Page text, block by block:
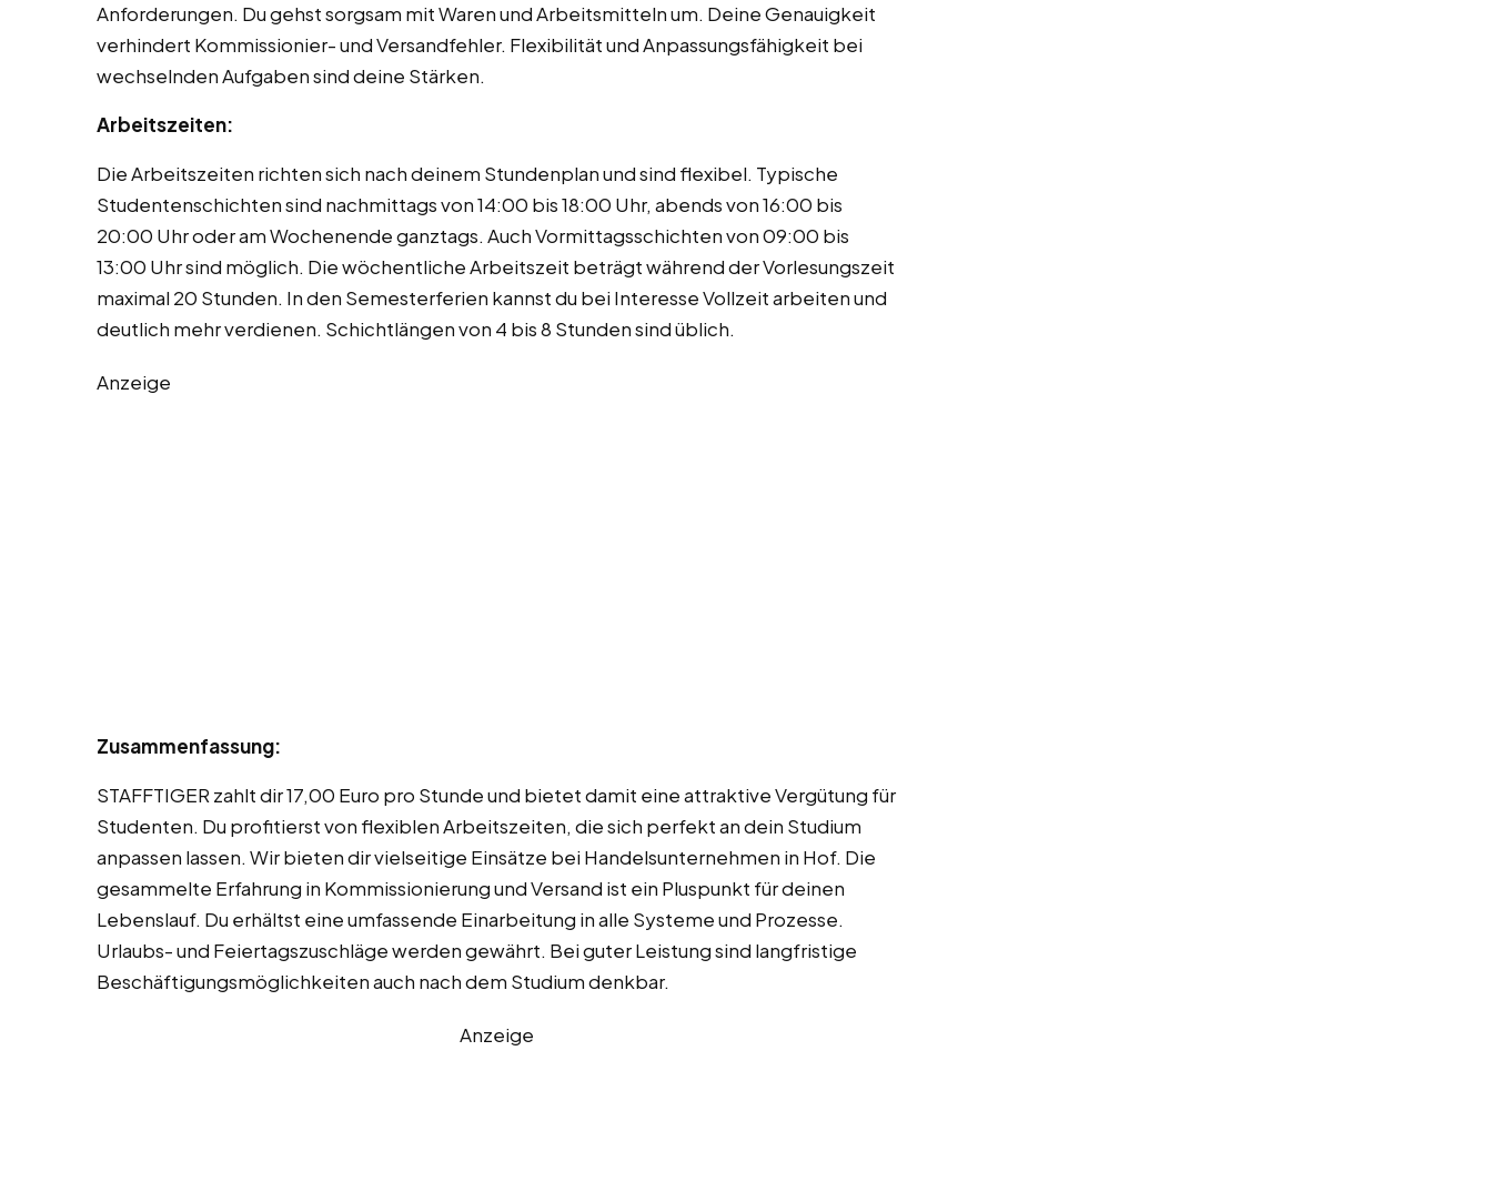
Anforderungen. Du gehst sorgsam mit Waren und Arbeitsmitteln um. Deine Genauigkeit
verhindert Kommissionier- und Versandfehler. Flexibilität und Anpassungsfähigkeit bei
wechselnden Aufgaben sind deine Stärken.
Arbeitszeiten:
Die Arbeitszeiten richten sich nach deinem Stundenplan und sind flexibel. Typische
Studentenschichten sind nachmittags von 14:00 bis 18:00 Uhr, abends von 16:00 bis
20:00 Uhr oder am Wochenende ganztags. Auch Vormittagsschichten von 09:00 bis
13:00 Uhr sind möglich. Die wöchentliche Arbeitszeit beträgt während der Vorlesungszeit
maximal 20 Stunden. In den Semesterferien kannst du bei Interesse Vollzeit arbeiten und
deutlich mehr verdienen. Schichtlängen von 4 bis 8 Stunden sind üblich.
Anzeige
Zusammenfassung:
STAFFTIGER zahlt dir 17,00 Euro pro Stunde und bietet damit eine attraktive Vergütung für
Studenten. Du profitierst von flexiblen Arbeitszeiten, die sich perfekt an dein Studium
anpassen lassen. Wir bieten dir vielseitige Einsätze bei Handelsunternehmen in Hof. Die
gesammelte Erfahrung in Kommissionierung und Versand ist ein Pluspunkt für deinen
Lebenslauf. Du erhältst eine umfassende Einarbeitung in alle Systeme und Prozesse.
Urlaubs- und Feiertagszuschläge werden gewährt. Bei guter Leistung sind langfristige
Beschäftigungsmöglichkeiten auch nach dem Studium denkbar.
Anzeige